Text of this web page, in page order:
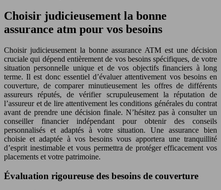
Choisir judicieusement la bonne
assurance atm pour vos besoins
Choisir judicieusement la bonne assurance ATM est une décision
cruciale qui dépend entièrement de vos besoins spécifiques, de votre
situation personnelle unique et de vos objectifs financiers à long
terme. Il est donc essentiel d’évaluer attentivement vos besoins en
couverture, de comparer minutieusement les offres de différents
assureurs réputés, de vérifier scrupuleusement la réputation de
l’assureur et de lire attentivement les conditions générales du contrat
avant de prendre une décision finale. N’hésitez pas à consulter un
conseiller financier indépendant pour obtenir des conseils
personnalisés et adaptés à votre situation. Une assurance bien
choisie et adaptée à vos besoins vous apportera une tranquillité
d’esprit inestimable et vous permettra de protéger efficacement vos
placements et votre patrimoine.
Évaluation rigoureuse des besoins de couverture